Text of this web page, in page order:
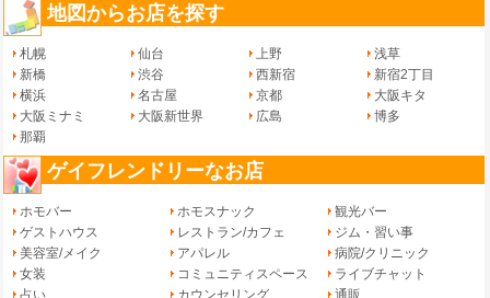
地図からお店を探す
札幌 仙台 上野
浅草
新橋
渋谷 西新宿
新宿2丁目
横浜
名古屋 京都
大阪キタ
大阪ミナミ
大阪新世界 広島
博多
那覇
ゲイフレンドリーなお店
ホモバー ホモスナック
観光バー
ゲストハウス
レストラン/カフェ
ジム・習い事
美容室/メイク
アパレル
病院/クリニック
女装
コミュニティスペース
ライブチャット
占い
カウンセリング
通販